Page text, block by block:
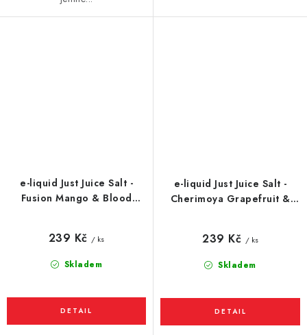
e-liquid Just Juice Salt -
Fusion Mango & Blood
mentol) 10ml
Skladem
239 Kč / ks
e-liquid Just Juice Salt -
Cherimoya Grapefruit &
10ml
Skladem
239 Kč / ks